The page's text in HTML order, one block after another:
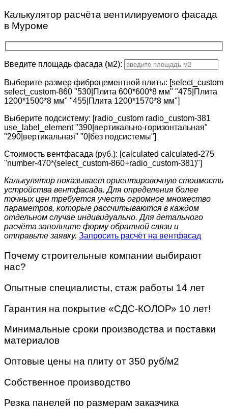
Калькулятор расчёта вентилируемого фасада
в Муроме
Введите площадь фасада (м2):
Выберите размер фиброцементной плиты: [select_custom
select_custom-860 "530|Плита 600*600*8 мм" "475|Плита
1200*1500*8 мм" "455|Плита 1200*1570*8 мм"]
Выберите подсистему: [radio_custom radio_custom-381
use_label_element "390|вертикально-горизонтальная"
"290|вертикальная" "0|без подсистемы"]
Стоимость вентфасада (руб.): [calculated calculated-275
"number-470*(select_custom-860+radio_custom-381)"]
Калькулятор показывает ориентировочную стоимость
устройства вентфасада. Для определения более
точных цен требуется учесть огромное множество
параметров, которые рассчитываются в каждом
отдельном случае индивидуально. Для детального
расчёта заполните форму обратной связи и
отправьте заявку. Запросить расчёт на вентфасад
Почему строительные компании выбирают
нас?
Опытные специалисты, стаж работы 14 лет
Гарантия на покрытие «СДС-КОЛОР» 10 лет!
Минимальные сроки производства и поставки
материалов
Оптовые цены на плиту от 350 руб/м2
Собственное производство
Резка панелей по размерам заказчика